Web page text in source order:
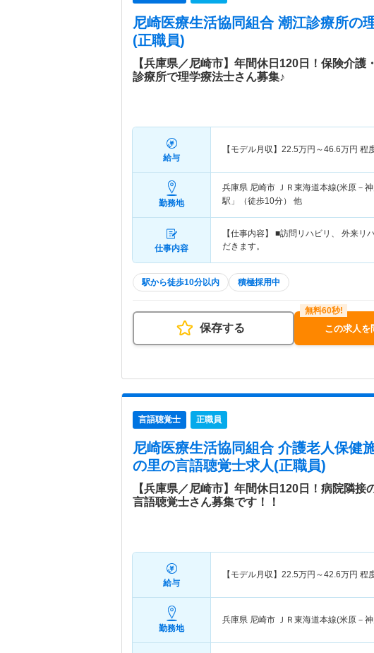
尼崎医療生活協同組合 潮江診療所の
(正職員)
【兵庫県／尼崎市】年間休日120日！保険介護
診療所で理学療法士さん募集♪
給与
【モデル月収】 22.5万円～46.6万円 程
勤務地
兵庫県 尼崎市 ＪＲ東海道本線(米原－
駅」（徒歩10分） 他
仕事内容
【仕事内容】 ■訪問リハビリ、 外来
だきます。
駅から徒歩10分以内 積極採用中
保存する この求人を
言語聴覚士 正職員
尼崎医療生活協同組合 介護老人保健
の里の言語聴覚士求人(正職員)
【兵庫県／尼崎市】年間休日120日！病院隣接
言語聴覚士さん募集です！！
給与
【モデル月収】 22.5万円～42.6万円 程
勤務地
兵庫県 尼崎市 ＪＲ東海道本線(米原－